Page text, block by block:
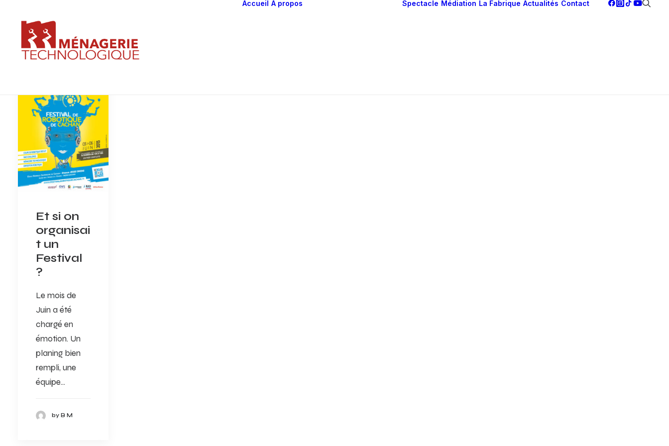
Accueil À propos Spectacle Médiation La Fabrique Actualités Contact
Et si on
organisai
t un
Festival
?
Le mois de
Juin a été
chargé en
émotion. Un
planing bien
rempli, une
équipe…
by B M